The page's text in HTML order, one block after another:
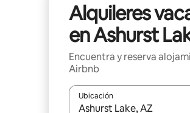
Alquileres
en Ashurst
Encuentra y reserva
Airbnb
Ubicación
Cuando los resultados